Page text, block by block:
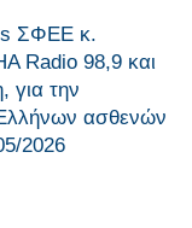
ΣΦΕΕ κ.
Radio 98,9 και
για την
ασθενών
2026